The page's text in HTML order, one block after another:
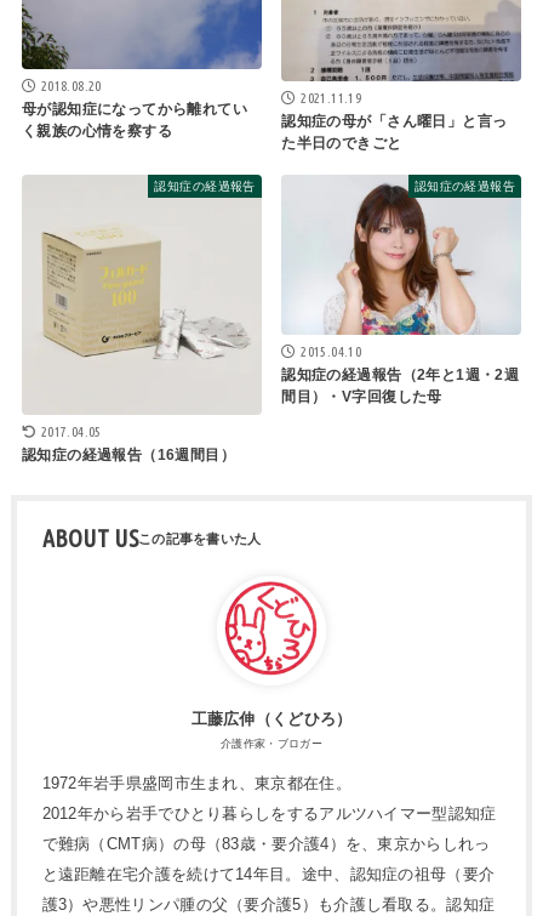
2018.08.20
母が認知症になってから離れてい
く親族の心情を察する
2021.11.19
認知症の母が「さん曜日」と言っ
た半日のできごと
認知症の経過報告
2017.04.05
認知症の経過報告（16週間目）
認知症の経過報告
2015.04.10
認知症の経過報告（2年と1週・2週
間目）・V字回復した母
ABOUT US
工藤広伸（くどひろ）
介護作家・ブロガー
1972年岩手県盛岡市生まれ、東京都在住。
2012年から岩手でひとり暮らしをするアルツハイマー型認知症
で難病（CMT病）の母（83歳・要介護4）を、東京からしれっ
と遠距離在宅介護を続けて14年目。途中、認知症の祖母（要介
護3）や悪性リンパ腫の父（要介護5）も介護し看取る。認知症